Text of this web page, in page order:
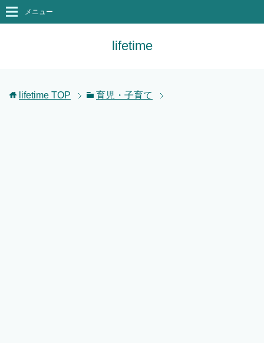
lifetime
メニュー
lifetime TOP 育児・子育て